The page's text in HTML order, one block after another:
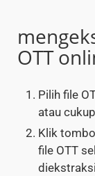
OTT
Pilih file
atau
Klik tombol
file OTT